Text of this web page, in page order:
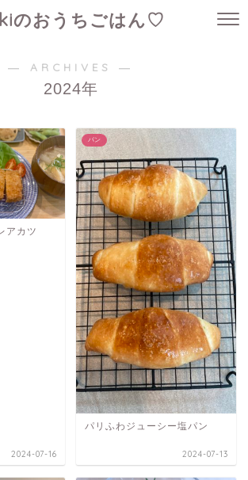
のおうちごはん♡
― ARCHIVES ―
2024年
アカツ
2024-07-16
パン
パリふわジューシー塩パン
2024-07-13